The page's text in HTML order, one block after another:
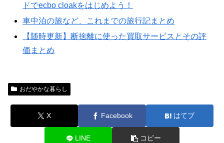
ドでecbo cloakをはじめよう！
車中泊の旅など、これまでの旅行記まとめ
【随時更新】断捨離に使った買取サービスとその評
価まとめ
おだやかな暮らし
X Facebook はてブ
LINE コピー